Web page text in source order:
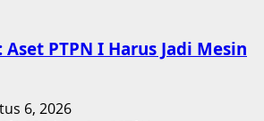
PTPN I Harus Jadi Mesin
6, 2026